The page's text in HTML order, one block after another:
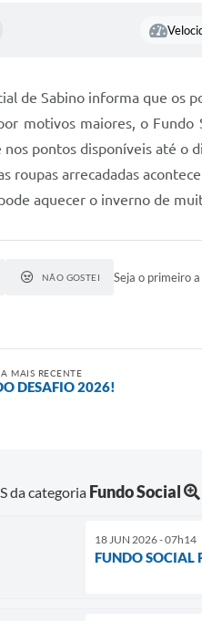
de Sabino informa que os
motivos maiores, o Fundo
pontos disponíveis até o
roupas arrecadadas
aquecer o inverno de
NÃO GOSTEI Seja o primeiro
MAIS RECENTE
DESAFIO 2026!
da categoria Fundo Social
18 JUN 2026 - 07h14
FUNDO SOCIAL